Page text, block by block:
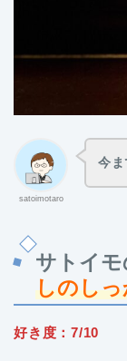
satoimotaro
今ま
サトイモ
しのし
好き度：7/10